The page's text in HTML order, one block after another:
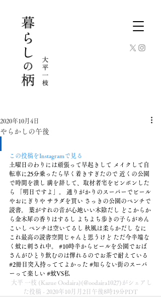
やらかしの午後
2020年10月4日
この投稿をInstagramで見る
土曜日のわりには頑張って早起きして メイクして自
転車に25分乗ったら早く着きすぎたので 近くの公園
で時間を潰し 満を辞して、取材者宅をピンポンした
ら 「明日ですよ」。 通りがかりのスーパーでビール
やおにぎりや サラダを買い さっきの公園のベンチで
読書。 葉がすれの音が心地いい木陰だし どこからか
ら金木犀の香りはするし よちよち歩きの子らがめん
こいし ベンチは空いてるし 秋風は柔らかだし なに
これ最高の読書空間じゃんと思うけど ただ今半端な
く蚊に刺され中。 #10時半からビールを公園でおば
さんがひとり飲むのは憚れるのでお茶で耐えている
#2冊目突入持っててよかった #知らない街のスーパ
ーって楽しい #蚊VS私
大平 一枝 (Kazue Oodaira)(@oodaira1027)がシェアし
た投稿 - 2020年10月月2日午後8時19分PDT